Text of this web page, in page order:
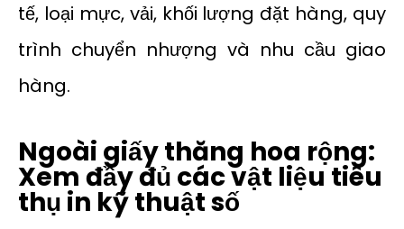
tế, loại mực, vải, khối lượng đặt hàng, quy
trình chuyển nhượng và nhu cầu giao
hàng.
Ngoài giấy thăng hoa rộng:
Xem đầy đủ các vật liệu tiêu
thụ in kỹ thuật số